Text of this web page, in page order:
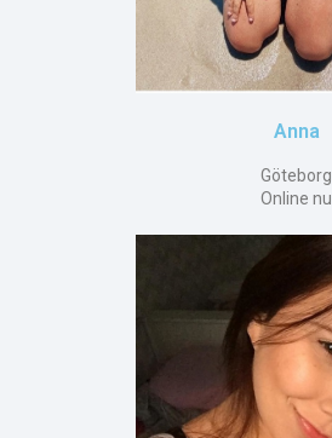
Anna
Göteborg
Online nu